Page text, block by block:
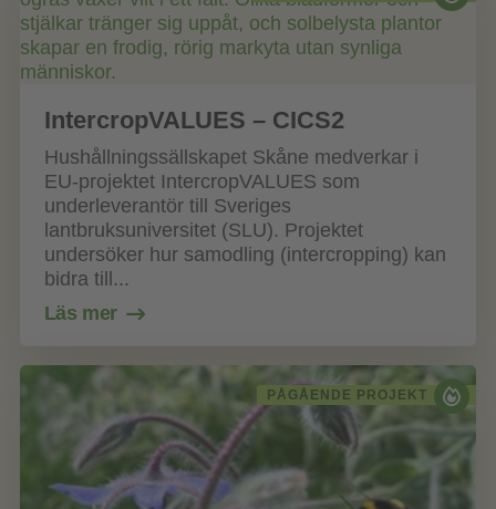
IntercropVALUES – CICS2
Hushållningssällskapet Skåne medverkar i
EU-projektet IntercropVALUES som
underleverantör till Sveriges
lantbruksuniversitet (SLU). Projektet
undersöker hur samodling (intercropping) kan
bidra till...
Läs mer
PÅGÅENDE PROJEKT